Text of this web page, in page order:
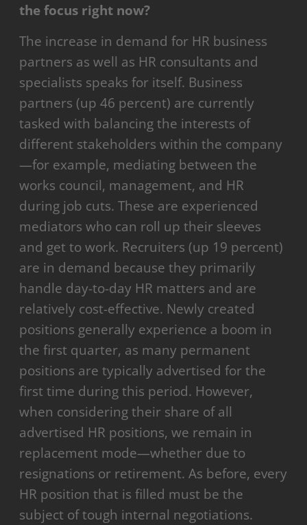
the focus right now?
The increase in demand for HR business
partners as well as HR consultants and
specialists speaks for itself. Business
partners (up 46 percent) are currently
tasked with balancing the interests of
different stakeholders within the company
—for example, mediating between the
works council, management, and HR
during job cuts. These are experienced
mediators who can roll up their sleeves
and get to work. Recruiters (up 19 percent)
are in demand because they primarily
handle day-to-day HR matters and are
relatively cost-effective. Newly created
positions generally experience a boom in
the first quarter, as many permanent
positions are typically advertised for the
first time during this period. However,
when considering their share of all
advertised HR positions, we remain in
replacement mode—whether due to
resignations or retirement. As before, every
HR position that is filled must be the
subject of tough internal negotiations.